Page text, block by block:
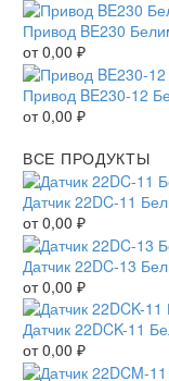
Привод BE230
от0,00 ₽
Привод BE230-12
от0,00 ₽
ВСЕ ПРОДУКТЫ
Датчик 22DC-11
от0,00 ₽
Датчик 22DC-13
от0,00 ₽
Датчик 22DCK-11
от0,00 ₽